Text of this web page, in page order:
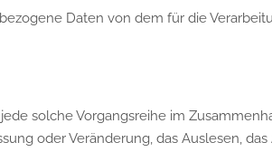
Daten von dem für die
solche Vorgangsreihe im
oder Veränderung, das Auslesen,